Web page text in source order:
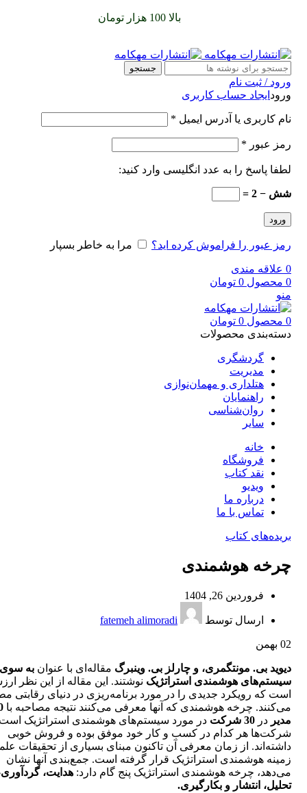
بالا 100 هزار تومان
جستجو
ورود / ثبت نام
ورود ایجاد حساب کاربری
نام کاربری یا آدرس ایمیل *
رمز عبور *
لطفا پاسخ را به عدد انگلیسی وارد کنید:
شش − 2 =
ورود
رمز عبور را فراموش کرده اید؟ مرا به خاطر بسپار
0 علاقه مندی
0 محصول 0 تومان
منو
0 محصول 0 تومان
دسته‌بندی محصولات
گردشگری
مدیریت
هتلداری و مهمان‌نوازی
راهنمایان
روان‌شناسی
سایر
خانه
فروشگاه
نقد کتاب
ویدیو
درباره‌ ما
تماس با ما
بریده‌های کتاب
چرخه هوشمندی
فروردین 26, 1404
ارسال توسط fatemeh alimoradi
02 بهمن
دیوید بی‌. مونتگمری، و چارلز بی‌. وینبرگ مقاله‌ای با عنوان به سوی
سیستم‌های هوشمندی استراتژیک ‌نوشتند. این مقاله از این نظر
است که رویکرد جدیدی را در مورد برنامه‌ریزی در دنیای رقابتی
می‌کنند. چرخه هوشمندی که آنها معرفی می‌کنند نتیجه مصاحبه با
مدیر در 30 شرکت
در مورد سیستم‌های هوشمندی استراتژیک
شرکت‌ها هر کدام در کسب و کار خود موفق بوده و فروش خوبی
داشته‌اند. از زمان معرفی آن تاکنون مبنای بسیاری از تحقیقات
زمینه هوشمندی استراتژیک قرار گرفته است. جمع‌بندی آنها نشان
می‌دهد، چرخه هوشمندی استراتژیک پنج گام دارد: هدایت،
تحلیل، انتشار و بکارگیری.